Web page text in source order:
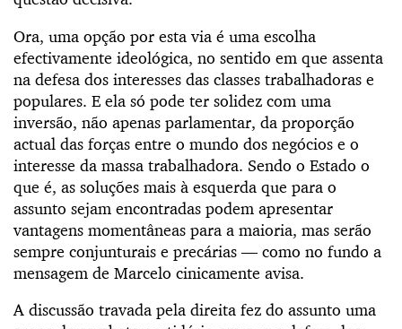
Ora, uma opção por esta via é uma escolha
efectivamente ideológica, no sentido em que assenta
na defesa dos interesses das classes trabalhadoras e
populares. E ela só pode ter solidez com uma
inversão, não apenas parlamentar, da proporção
actual das forças entre o mundo dos negócios e o
interesse da massa trabalhadora. Sendo o Estado o
que é, as soluções mais à esquerda que para o
assunto sejam encontradas podem apresentar
vantagens momentâneas para a maioria, mas serão
sempre conjunturais e precárias — como no fundo a
mensagem de Marcelo cinicamente avisa.
A discussão travada pela direita fez do assunto uma